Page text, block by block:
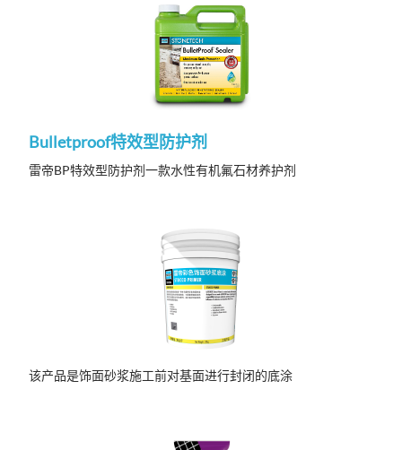
Bulletproof特效型防护剂
雷帝BP特效型防护剂一款水性有机氟石材养护剂
该产品是饰面砂浆施工前对基面进行封闭的底涂